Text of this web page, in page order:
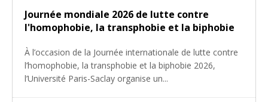
Journée mondiale 2026 de lutte contre
l'homophobie, la transphobie et la biphobie
À l’occasion de la Journée internationale de lutte contre
l’homophobie, la transphobie et la biphobie 2026,
l’Université Paris-Saclay organise un...